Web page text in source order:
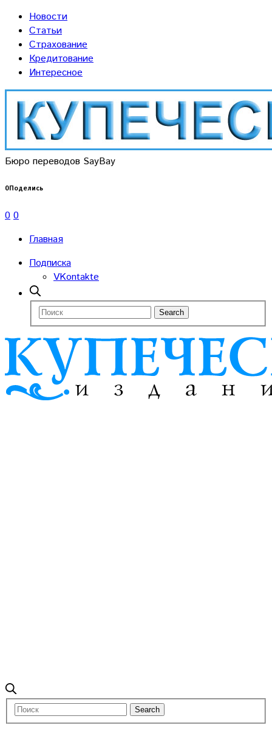
Новости
Статьи
Страхование
Кредитование
Интересное
Бюро переводов SayBay
0Поделись
0 0
Главная
Подписка
VKontakte